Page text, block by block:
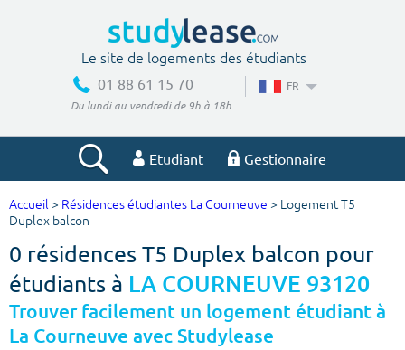
Le site de logements des étudiants
01 88 61 15 70
Du lundi au vendredi de 9h à 18h
FR
Etudiant Gestionnaire
Votre recherche
Ville, école
Budget min Budget max
Accueil > Résidences étudiantes La Courneuve > Logement T5
Duplex balcon
0 résidences T5 Duplex balcon pour
étudiants à LA COURNEUVE 93120
Trouver facilement un logement étudiant à
La Courneuve avec Studylease